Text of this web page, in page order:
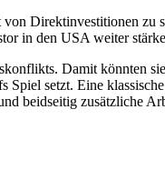
Direktinvestitionen zu
in den USA weiter
Damit könnten
setzt. Eine
beidseitig zusätzliche